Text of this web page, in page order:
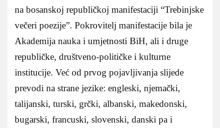
na bosanskoj republičkoj manifestaciji “Trebinjske
večeri poezije”. Pokrovitelj manifestacije bila je
Akademija nauka i umjetnosti BiH, ali i druge
republičke, društveno-političke i kulturne
institucije. Već od prvog pojavljivanja slijede
prevodi na strane jezike: engleski, njemački,
talijanski, turski, grčki, albanski, makedonski,
bugarski, francuski, slovenski, danski pa i